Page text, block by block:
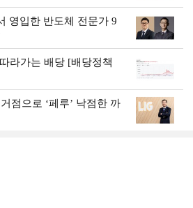
영입한 반도체 전문가 9
라가는 배당 [배당정책
점으로 ‘페루’ 낙점한 까